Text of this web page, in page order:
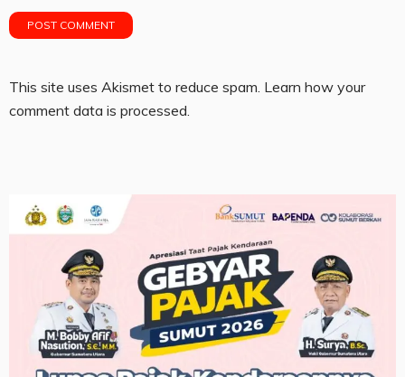
This site uses Akismet to reduce spam. Learn how your
comment data is processed.